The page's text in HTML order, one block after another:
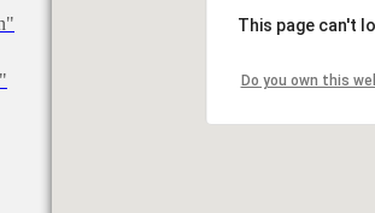
This page can't
Do you own this